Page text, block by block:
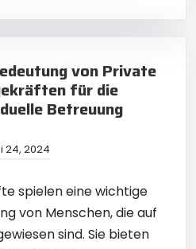
von Private
für die
Betreuung
24, 2024
spielen eine wichtige
von Menschen, die auf
sind. Sie bieten